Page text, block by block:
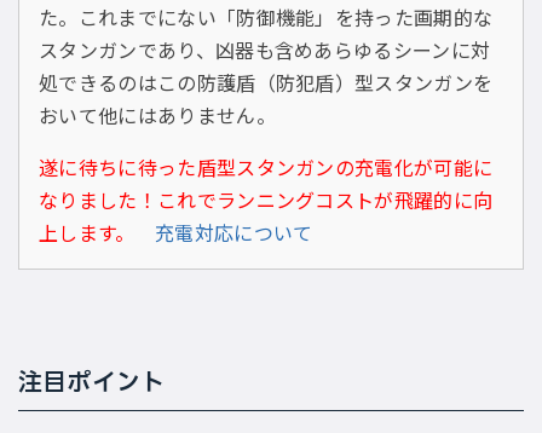
た。これまでにない「防御機能」を持った画期的な
スタンガンであり、凶器も含めあらゆるシーンに対
処できるのはこの防護盾（防犯盾）型スタンガンを
おいて他にはありません。
遂に待ちに待った盾型スタンガンの充電化が可能に
なりました！これでランニングコストが飛躍的に向
上します。 充電対応について
注目ポイント